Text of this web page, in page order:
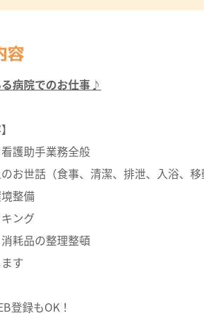
容
病院でのお仕事♪
護助手業務全般
お世話（食事、清潔、排泄、入浴、移
整備
ング
耗品の整理整頓
す
登録もOK！